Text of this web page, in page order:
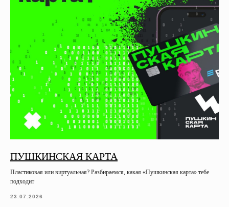
ПУШКИНСКАЯ КАРТА
Пластиковая или виртуальная? Разбираемся, какая «Пушкинская карта» тебе
подходит
23.07.2026